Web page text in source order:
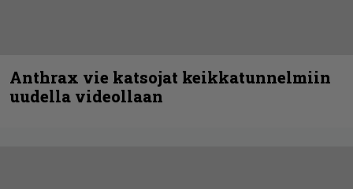
Anthrax vie katsojat keikkatunnelmiin
uudella videollaan